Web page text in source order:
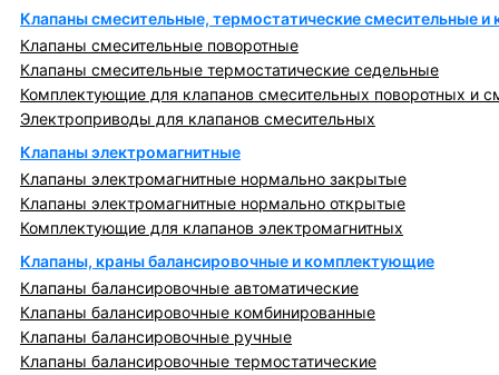
Клапаны смесительные, термостатические смесительные
Клапаны смесительные поворотные
Клапаны смесительные термостатические седельные
Комплектующие для клапанов смесительных поворотных и
Электроприводы для клапанов смесительных
Клапаны электромагнитные
Клапаны электромагнитные нормально закрытые
Клапаны электромагнитные нормально открытые
Комплектующие для клапанов электромагнитных
Клапаны, краны балансировочные и комплектующие
Клапаны балансировочные автоматические
Клапаны балансировочные комбинированные
Клапаны балансировочные ручные
Клапаны балансировочные термостатические